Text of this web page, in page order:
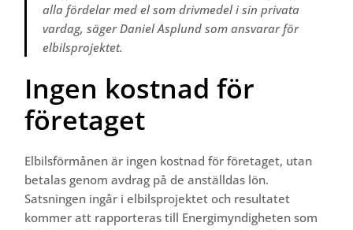
alla fördelar med el som drivmedel i sin privata
vardag, säger Daniel Asplund som ansvarar för
elbilsprojektet.
Ingen kostnad för
företaget
Elbilsförmånen är ingen kostnad för företaget, utan
betalas genom avdrag på de anställdas lön.
Satsningen ingår i elbilsprojektet och resultatet
kommer att rapporteras till Energimyndigheten som